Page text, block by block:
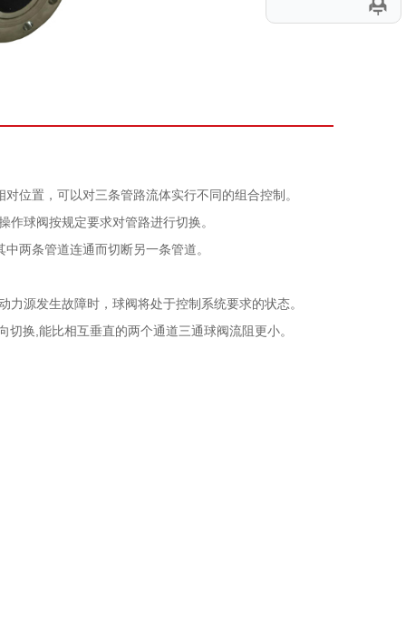
位置，可以对三条管路流体实行不同的组合控制。
球阀按规定要求对管路进行切换。
两条管道连通而切断另一条管道。
源发生故障时，球阀将处于控制系统要求的状态。
换,能比相互垂直的两个通道三通球阀流阻更小。